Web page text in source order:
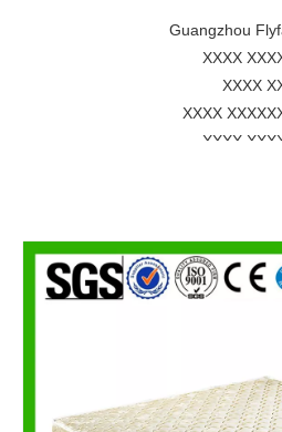
Guangzhou
Guangzhou